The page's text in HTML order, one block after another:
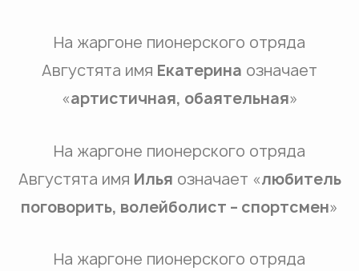
На жаргоне пионерского отряда
Августята имя Екатерина означает
«артистичная, обаятельная»
На жаргоне пионерского отряда
Августята имя Илья означает «любитель
поговорить, волейболист – спортсмен»
На жаргоне пионерского отряда